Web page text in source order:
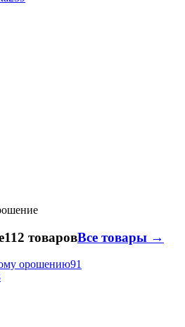
112 товаровВсе товары →
орошению91